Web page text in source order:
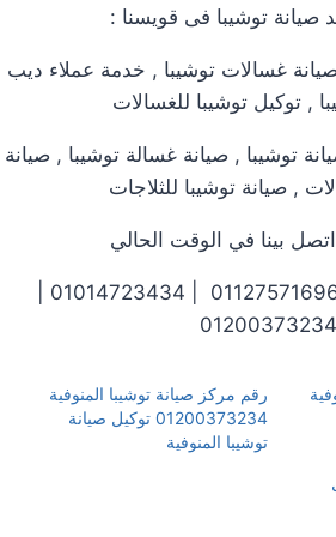
صيانة توشيبا فى قويسنا :
غسالات توشيبا , خدمة عملاء ديب
, توكيل توشيبا للغسالات
توشيبا , صيانة غسالة توشيبا , صيانة
, صيانة توشيبا للثلاجات
بينا في الوقت الحالي
01200373234
رقم مركز صيانة توشيبا المنوفية
01200373234 توكيل صيانة
توشيبا المنوفية